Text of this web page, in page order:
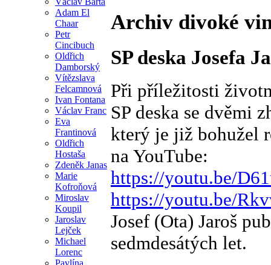
Adam El
Chaar
Petr
Cincibuch
Oldřich
Damborský
Vítězslava
Felcamnová
Ivan Fontana
Václav Franc
Eva
Frantinová
Oldřich
Hostaša
Zdeněk Janas
Marie
Kofroňová
Miroslav
Koupil
Jaroslav
Lejček
Michael
Lorenc
Pavlína
Archiv divoké
SP deska Josefa
Při příležitosti
SP deska se dvěmi
který je již bohužel
na YouTube:
https://youtu.be/
https://youtu.be/
Josef (Ota) Jaroš
sedmdesátých let.